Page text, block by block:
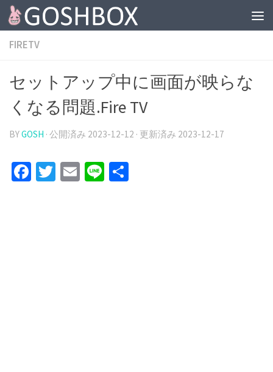
コンテンツへスキップ
FIRETV
セットアップ中に画面が映らな
くなる問題.Fire TV
BYGOSH · 公開済み 2023-12-12 · 更新済み 2023-12-17
Facebook
Twitter
Email
Line